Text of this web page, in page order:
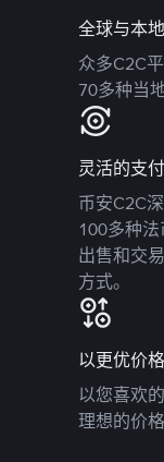
全球与本
众多C2C
70多种当
灵活的支
币安C2C
100多种
出售和交
方式。
以更优价
以您喜欢
理想的价格